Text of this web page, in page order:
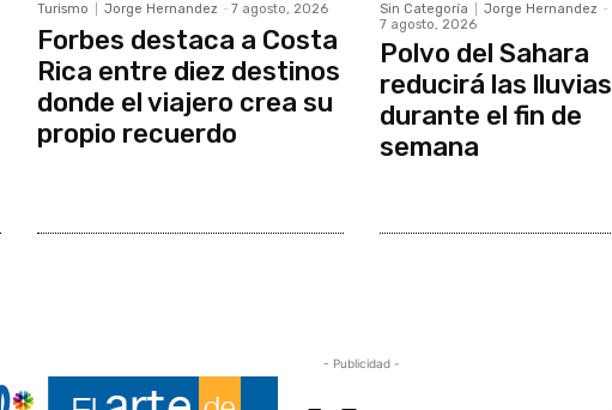
Turismo Jorge Hernandez - 7 agosto, 2026
Forbes destaca a Costa
Rica entre diez destinos
donde el viajero crea su
propio recuerdo
Sin Categoría Jorge Hernandez -
7 agosto, 2026
Polvo del Sahara
reducirá las lluvias
durante el fin de
semana
- Publicidad -